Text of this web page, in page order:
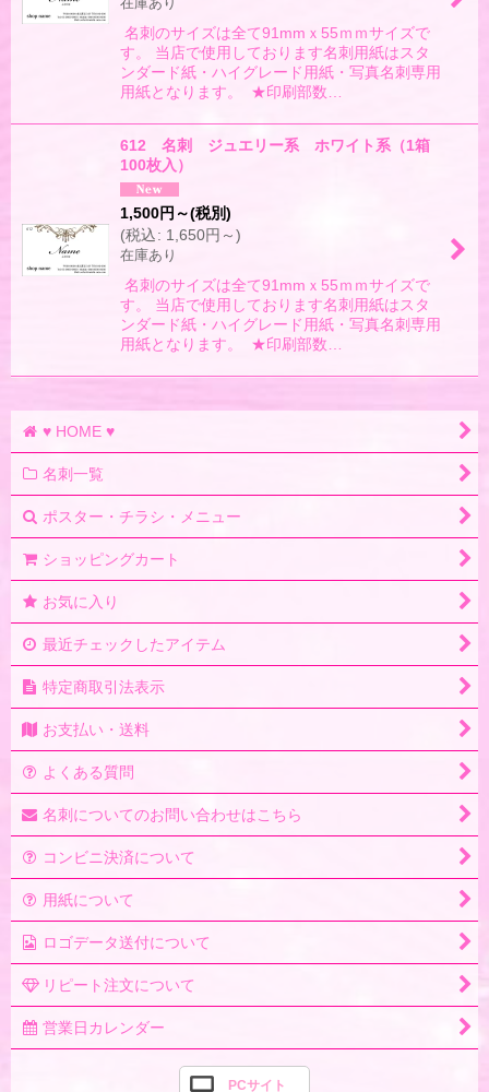
名刺のサイズは全て91mmｘ55ｍｍサイズで
す。 当店で使用しております名刺用紙はスタ
ンダード紙・ハイグレード用紙・写真名刺専用
用紙となります。 ★印刷部数…
612 名刺 ジュエリー系 ホワイト系（1箱
100枚入）
1,500円 ～(税別)
(税込: 1,650円 ～)
在庫あり
名刺のサイズは全て91mmｘ55ｍｍサイズで
す。 当店で使用しております名刺用紙はスタ
ンダード紙・ハイグレード用紙・写真名刺専用
用紙となります。 ★印刷部数…
♥ HOME ♥
名刺一覧
ポスター・チラシ・メニュー
ショッピングカート
お気に入り
最近チェックしたアイテム
特定商取引法表示
お支払い・送料
よくある質問
名刺についてのお問い合わせはこちら
コンビニ決済について
用紙について
ロゴデータ送付について
リピート注文について
営業日カレンダー
PCサイト